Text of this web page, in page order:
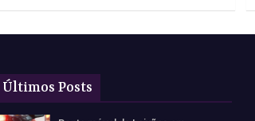
Últimos Posts